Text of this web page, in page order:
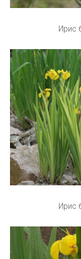
Ирис
Ирис